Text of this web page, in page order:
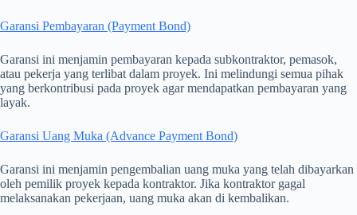
Garansi Pembayaran (Payment Bond)
Garansi ini menjamin pembayaran kepada subkontraktor, pemasok,
atau pekerja yang terlibat dalam proyek. Ini melindungi semua pihak
yang berkontribusi pada proyek agar mendapatkan pembayaran yang
layak.
Garansi Uang Muka (Advance Payment Bond)
Garansi ini menjamin pengembalian uang muka yang telah dibayarkan
oleh pemilik proyek kepada kontraktor. Jika kontraktor gagal
melaksanakan pekerjaan, uang muka akan di kembalikan.